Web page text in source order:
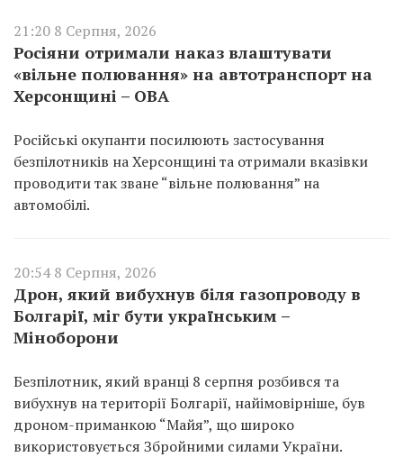
21:20 8 Серпня, 2026
Росіяни отримали наказ влаштувати
«вільне полювання» на автотранспорт на
Херсонщині – ОВА
Російські окупанти посилюють застосування
безпілотників на Херсонщині та отримали вказівки
проводити так зване “вільне полювання” на
автомобілі.
20:54 8 Серпня, 2026
Дрон, який вибухнув біля газопроводу в
Болгарії, міг бути українським –
Міноборони
Безпілотник, який вранці 8 серпня розбився та
вибухнув на території Болгарії, найімовірніше, був
дроном-приманкою “Майя”, що широко
використовується Збройними силами України.